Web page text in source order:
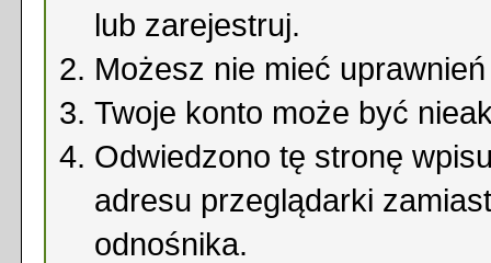
lub zarejestruj.
Możesz nie mieć
Twoje konto może być
Odwiedzono tę stronę
adresu przeglądarki
odnośnika.